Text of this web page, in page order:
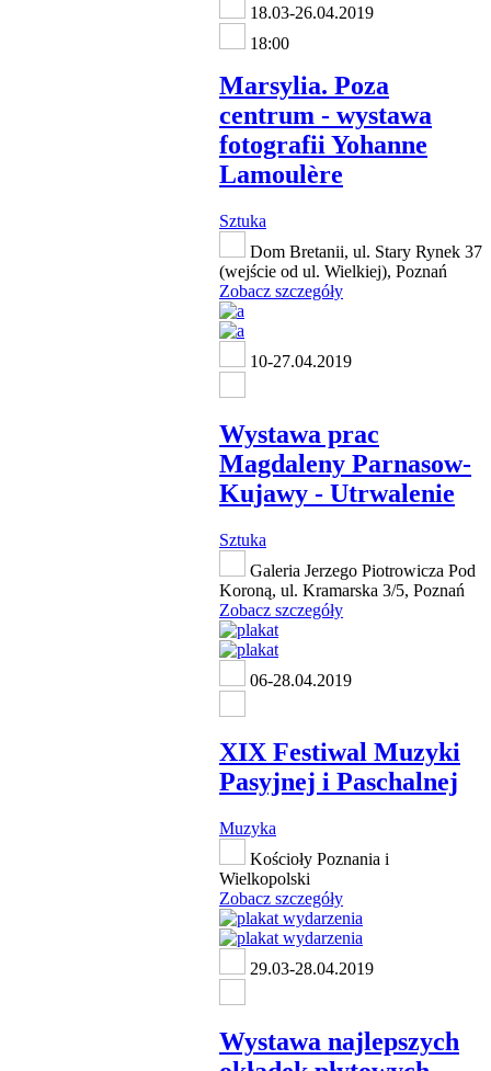
18.03-26.04.2019
18:00
Marsylia. Poza
centrum - wystawa
fotografii Yohanne
Lamoulère
Sztuka
Dom Bretanii, ul. Stary Rynek 37
(wejście od ul. Wielkiej), Poznań
Zobacz szczegóły
10-27.04.2019
Wystawa prac
Magdaleny Parnasow-
Kujawy - Utrwalenie
Sztuka
Galeria Jerzego Piotrowicza Pod
Koroną, ul. Kramarska 3/5, Poznań
Zobacz szczegóły
06-28.04.2019
XIX Festiwal Muzyki
Pasyjnej i Paschalnej
Muzyka
Kościoły Poznania i
Wielkopolski
Zobacz szczegóły
29.03-28.04.2019
Wystawa najlepszych